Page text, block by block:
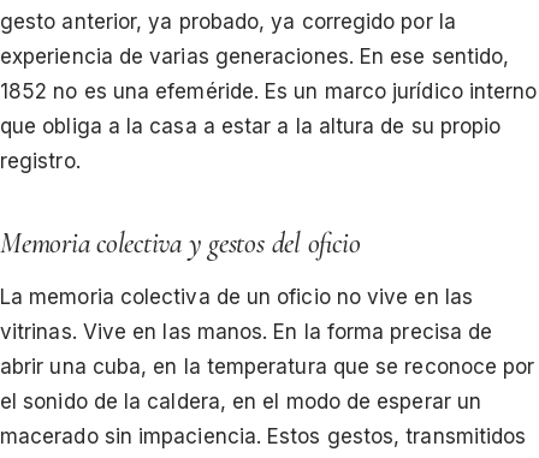
gesto anterior, ya probado, ya corregido por la
experiencia de varias generaciones. En ese sentido,
1852 no es una efeméride. Es un marco jurídico interno
que obliga a la casa a estar a la altura de su propio
registro.
Memoria colectiva y gestos del oficio
La memoria colectiva de un oficio no vive en las
vitrinas. Vive en las manos. En la forma precisa de
abrir una cuba, en la temperatura que se reconoce por
el sonido de la caldera, en el modo de esperar un
macerado sin impaciencia. Estos gestos, transmitidos